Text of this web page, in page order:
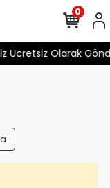
Ücretsiz Olarak
0